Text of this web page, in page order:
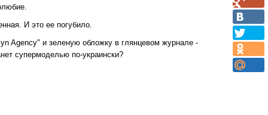
И это ее погубило.
Agency" и зеленую обложку в глянцевом журнале -
супермоделью по-украински?